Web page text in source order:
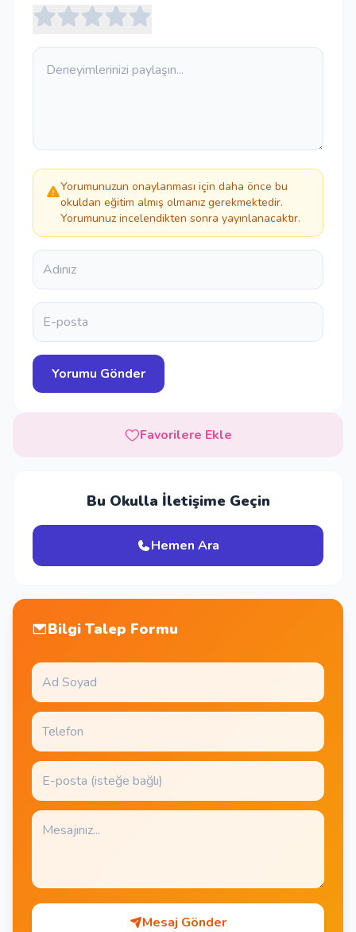
Yorumunuzun onaylanması için daha önce bu
okuldan eğitim almış olmanız gerekmektedir.
Yorumunuz incelendikten sonra yayınlanacaktır.
Favorilere Ekle
Bu Okulla İletişime Geçin
Hemen Ara
Bilgi Talep Formu
Mesaj Gönder